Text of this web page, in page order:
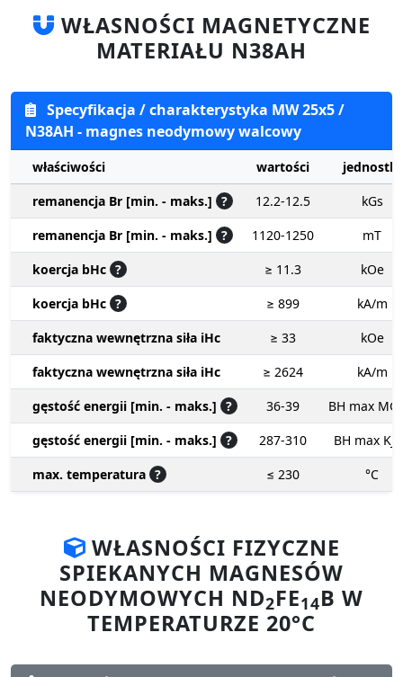
WŁASNOŚCI MAGNETYCZNE
MATERIAŁU N38AH
Specyfikacja / charakterystyka MW 25x5 /
N38AH - magnes neodymowy walcowy
właściwości wartości
jednostki
remanencja Br [min. - maks.] ? 12.2-12.5
kGs
remanencja Br [min. - maks.] ? 1120-1250
mT
koercja bHc ? ≥ 11.3
kOe
koercja bHc ? ≥ 899
kA/m
faktyczna wewnętrzna siła iHc
≥ 33
kOe
faktyczna wewnętrzna siła iHc
≥ 2624
kA/m
gęstość energii [min. - maks.] ? 36-39
BH max
gęstość energii [min. - maks.] ? 287-310
BH max
max. temperatura ? ≤ 230 °C
WŁASNOŚCI FIZYCZNE
SPIEKANYCH MAGNESÓW
NEODYMOWYCH ND2FE14B W
TEMPERATURZE 20°C